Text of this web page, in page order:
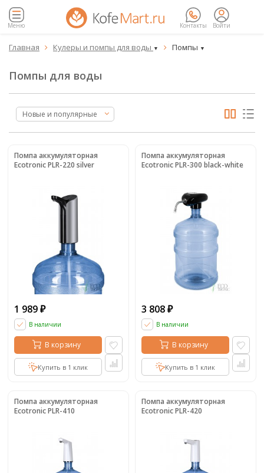
Меню Контакты Войти
Главная  Кулеры и помпы для воды ▼  Помпы ▼
Помпы для воды
Новые и популярные
Помпа аккумуляторная
Ecotronic PLR-220 silver
1 989 ₽
В наличии
В корзину
Купить в 1 клик
Помпа аккумуляторная
Ecotronic PLR-300 black-white
3 808 ₽
В наличии
В корзину
Купить в 1 клик
Помпа аккумуляторная
Ecotronic PLR-410
Помпа аккумуляторная
Ecotronic PLR-420